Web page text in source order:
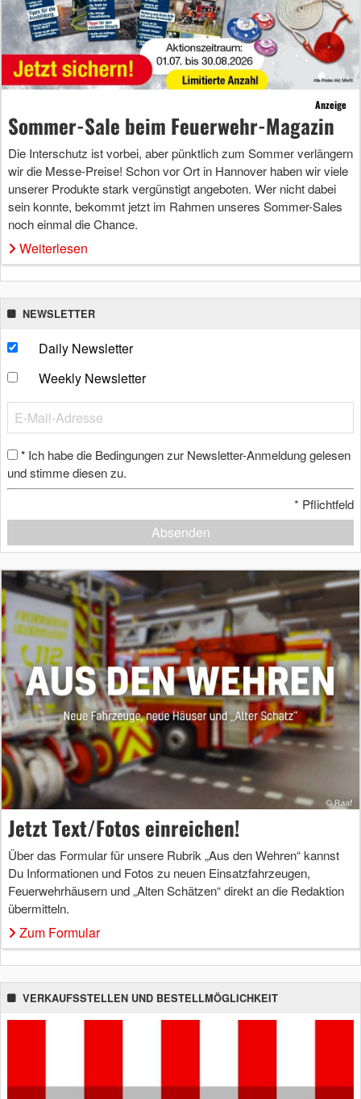
Anzeige
Sommer-Sale beim Feuerwehr-Magazin
Die Interschutz ist vorbei, aber pünktlich zum Sommer verlängern
wir die Messe-Preise! Schon vor Ort in Hannover haben wir viele
unserer Produkte stark vergünstigt angeboten. Wer nicht dabei
sein konnte, bekommt jetzt im Rahmen unseres Sommer-Sales
noch einmal die Chance.
Weiterlesen
NEWSLETTER
Daily Newsletter
Weekly Newsletter
* Ich habe die Bedingungen zur Newsletter-Anmeldung gelesen
und stimme diesen zu.
* Pflichtfeld
Absenden
Jetzt Text/Fotos einreichen!
Über das Formular für unsere Rubrik „Aus den Wehren“ kannst
Du Informationen und Fotos zu neuen Einsatzfahrzeugen,
Feuerwehrhäusern und „Alten Schätzen“ direkt an die Redaktion
übermitteln.
Zum Formular
VERKAUFSSTELLEN UND BESTELLMÖGLICHKEIT